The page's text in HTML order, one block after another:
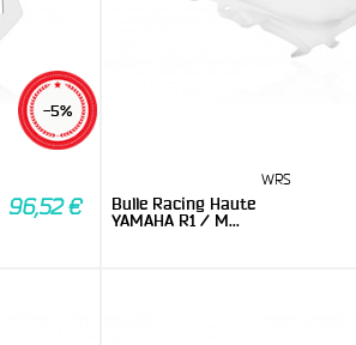
-5%
96,52 €
WRS
Bulle Racing Haute
YAMAHA R1 / M...